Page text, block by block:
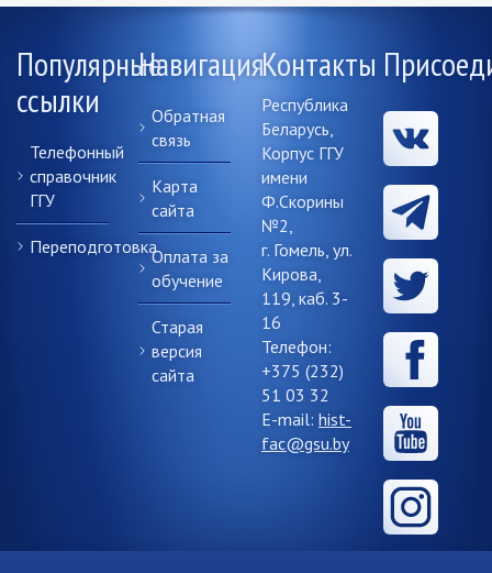
Популярные
ссылки
Телефонный
справочник
ГГУ
Переподготовка
Навигация
Обратная
связь
Карта
сайта
Оплата за
обучение
Старая
версия
сайта
Контакты
Республика
Беларусь,
Корпус ГГУ
имени
Ф.Скорины
№2,
г. Гомель, ул.
Кирова,
119, каб. 3-
16
Телефон:
+375 (232)
51 03 32
E-mail: hist-
fac@gsu.by